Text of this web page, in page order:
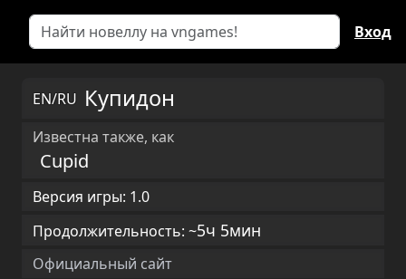
Вход
EN/RU Купидон
Известна также, как
Cupid
Версия игры: 1.0
Продолжительность: ~5ч 5мин
Официальный сайт